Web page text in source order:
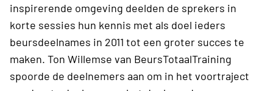
inspirerende omgeving deelden de sprekers in
korte sessies hun kennis met als doel ieders
beursdeelnames in 2011 tot een groter succes te
maken. Ton Willemse van BeursTotaalTraining
spoorde de deelnemers aan om in het voortraject